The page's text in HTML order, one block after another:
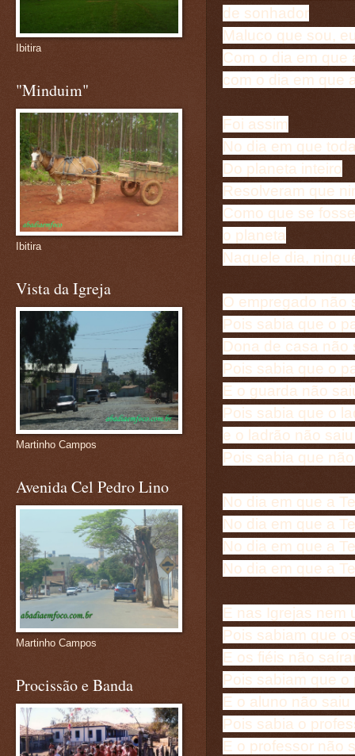
de sonhador
Maluco que sou,
Com o dia em que
com o dia em que
Foi assim
No dia em que
Do planeta inteiro
Resolveram que
Como que se
o planeta
Naquele dia,
O empregado não
Pois sabia que o
Dona de casa não
Pois sabia que o
E o guarda não
Pois sabia que o
e o ladrão não
Pois sabia que
No dia em que a
No dia em que a
No dia em que a
No dia em que a
E nas Igrejas nem
Pois sabiam que
E os fiéis não
Pois sabiam que
E o aluno não
Pois sabia o
E o professor não
Ibitira
"Minduim"
Ibitira
Vista da Igreja
Martinho Campos
Avenida Cel Pedro Lino
Martinho Campos
Procissão e Banda